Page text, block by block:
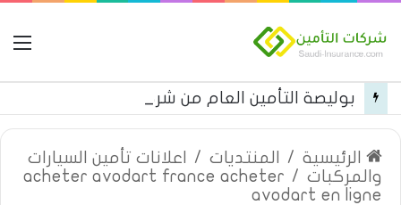
الرئيسية / المنتديات /
اعلانات تأمين السيارات
والمركبات /
acheter avodart france acheter
avodart en ligne